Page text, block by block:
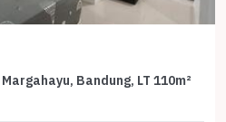
Bandung, LT 110m²